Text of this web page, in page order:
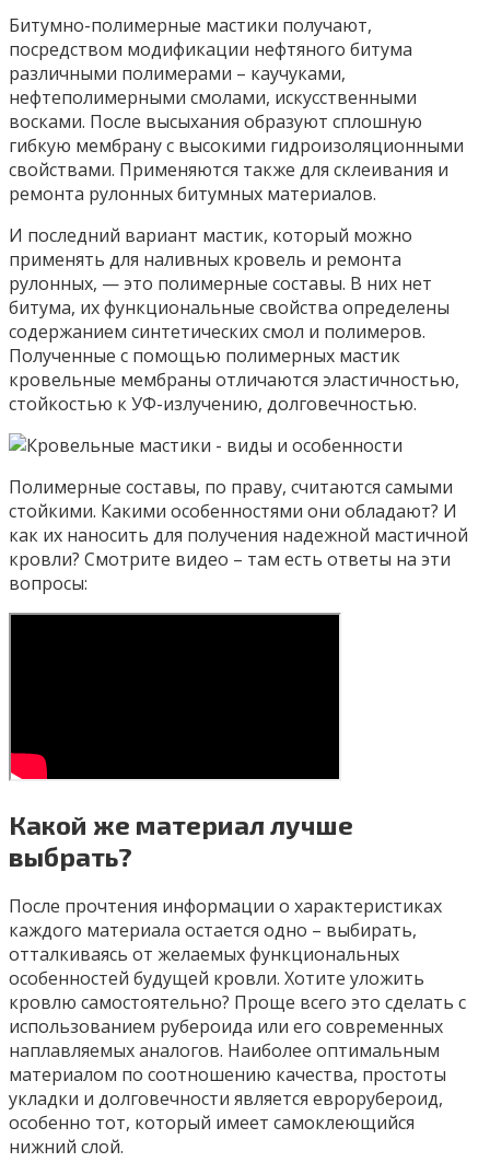
Битумно-полимерные мастики получают,
посредством модификации нефтяного битума
различными полимерами – каучуками,
нефтеполимерными смолами, искусственными
восками. После высыхания образуют сплошную
гибкую мембрану с высокими гидроизоляционными
свойствами. Применяются также для склеивания и
ремонта рулонных битумных материалов.
И последний вариант мастик, который можно
применять для наливных кровель и ремонта
рулонных, — это полимерные составы. В них нет
битума, их функциональные свойства определены
содержанием синтетических смол и полимеров.
Полученные с помощью полимерных мастик
кровельные мембраны отличаются эластичностью,
стойкостью к УФ-излучению, долговечностью.
Полимерные составы, по праву, считаются самыми
стойкими. Какими особенностями они обладают? И
как их наносить для получения надежной мастичной
кровли? Смотрите видео – там есть ответы на эти
вопросы:
Какой же материал лучше
выбрать?
После прочтения информации о характеристиках
каждого материала остается одно – выбирать,
отталкиваясь от желаемых функциональных
особенностей будущей кровли. Хотите уложить
кровлю самостоятельно? Проще всего это сделать с
использованием рубероида или его современных
наплавляемых аналогов. Наиболее оптимальным
материалом по соотношению качества, простоты
укладки и долговечности является еврорубероид,
особенно тот, который имеет самоклеющийся
нижний слой.